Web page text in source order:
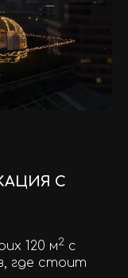
С
120 м2 с
где стоит